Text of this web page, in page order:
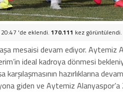
'de eklendi. 170.111 kez görüntülendi.
mesaisi devam ediyor.
ideal kadroya dönmesi
karşılaşmasının hazırlıklarına
giden ve Aytemiz Alanyaspor’a